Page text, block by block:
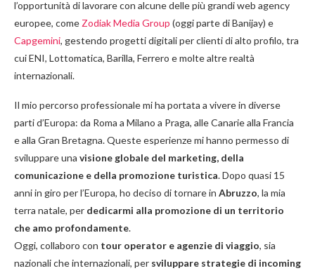
l’opportunità di lavorare con alcune delle più grandi web agency
europee, come Zodiak Media Group (oggi parte di Banijay) e
Capgemini, gestendo progetti digitali per clienti di alto profilo, tra
cui ENI, Lottomatica, Barilla, Ferrero e molte altre realtà
internazionali.
Il mio percorso professionale mi ha portata a vivere in diverse
parti d’Europa: da Roma a Milano a Praga, alle Canarie alla Francia
e alla Gran Bretagna. Queste esperienze mi hanno permesso di
sviluppare una visione globale del marketing, della
comunicazione e della promozione turistica. Dopo quasi 15
anni in giro per l’Europa, ho deciso di tornare in Abruzzo, la mia
terra natale, per dedicarmi alla promozione di un territorio
che amo profondamente.
Oggi, collaboro con tour operator e agenzie di viaggio, sia
nazionali che internazionali, per sviluppare strategie di incoming